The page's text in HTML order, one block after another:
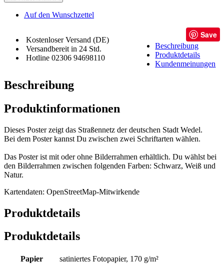
Auf den Wunschzettel
Kostenloser Versand (DE)
Versandbereit in 24 Std.
Hotline 02306 94698110
Save
Beschreibung
Produktdetails
Kundenmeinungen
Beschreibung
Produktinformationen
Dieses Poster zeigt das Straßennetz der deutschen Stadt Wedel.
Bei dem Poster kannst Du zwischen zwei Schriftarten wählen.
Das Poster ist mit oder ohne Bilderrahmen erhältlich. Du wählst bei
den Bilderrahmen zwischen folgenden Farben: Schwarz, Weiß und
Natur.
Kartendaten: OpenStreetMap-Mitwirkende
Produktdetails
Produktdetails
Papier
satiniertes Fotopapier, 170 g/m²